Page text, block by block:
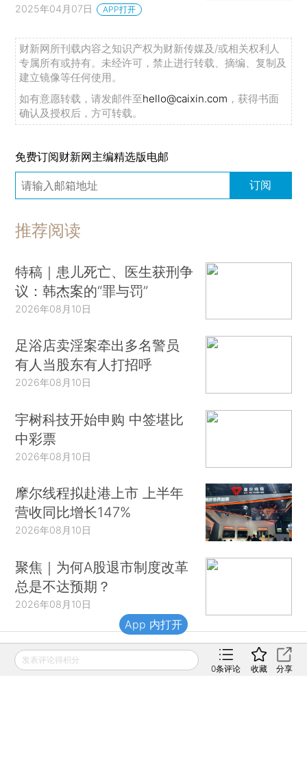
2025年04月07日 APP打开
财新网所刊载内容之知识产权为财新传媒及/或相关权利人
专属所有或持有。未经许可，禁止进行转载、摘编、复制及
建立镜像等任何使用。
如有意愿转载，请发邮件至hello@caixin.com ，获得书面
确认及授权后，方可转载。
免费订阅财新网主编精选版电邮
订阅
推荐阅读
特稿｜患儿死亡、医生获刑争
议：韩杰案的“罪与罚”
2026年08月10日
足浴店卖淫案牵出多名警员
有人当股东有人打招呼
2026年08月10日
宇树科技开始申购 中签堪比
中彩票
2026年08月10日
摩尔线程拟赴港上市 上半年
营收同比增长147%
2026年08月10日
聚焦｜为何A股退市制度改革
总是不达预期？
2026年08月10日
财新移动
发表评论得积分
0条评论 收藏 分享
App 内打开